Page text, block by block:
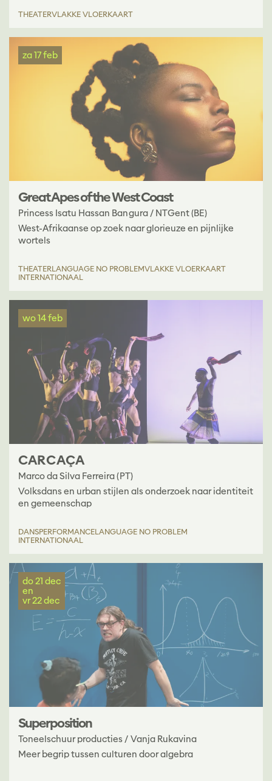
THEATERVLAKKE VLOERKAART
Great Apes of the West Coast
Princess Isatu Hassan Bangura / NTGent (BE)
West-Afrikaanse op zoek naar glorieuze en pijnlijke
wortels
za 17 feb
THEATERLANGUAGE NO PROBLEMVLAKKE VLOERKAART
INTERNATIONAAL
C A R C A Ç A
Marco da Silva Ferreira (PT)
Volksdans en urban stijlen als onderzoek naar identiteit
en gemeenschap
wo 14 feb
DANSPERFORMANCELANGUAGE NO PROBLEM
INTERNATIONAAL
Superposition
Toneelschuur producties / Vanja Rukavina
Meer begrip tussen culturen door algebra
do 21 dec
en
vr 22 dec